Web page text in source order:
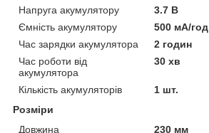
Напруга акумулятору
3.7 В
Ємність акумулятору
500 мА/год
Час зарядки акумулятора
2 годин
Час роботи від
акумулятора
30 хв
Кількість акумуляторів
1 шт.
Розміри
Довжина
230 мм